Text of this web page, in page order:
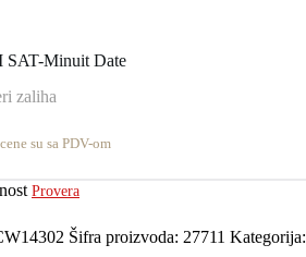
Minuit Date
zaliha
cene su sa PDV-om
Provera
Šifra proizvoda: 27711 Kategorija: